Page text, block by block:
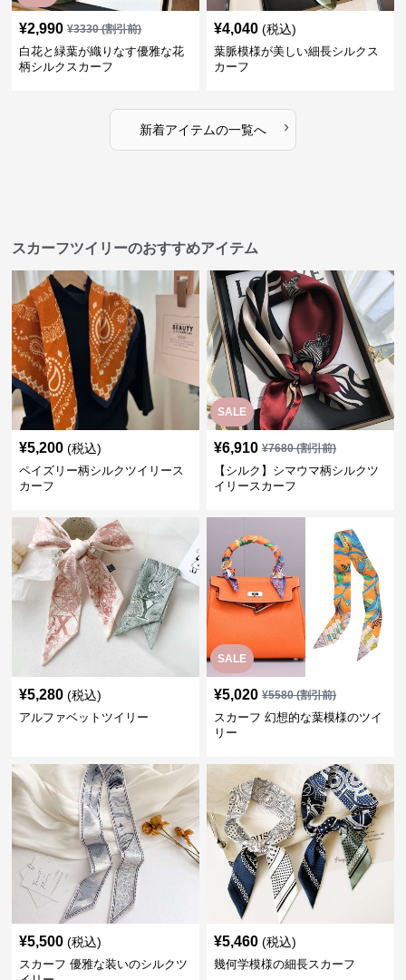
¥2,990 ¥3330(割引前)
白花と緑葉が織りなす優雅な花
柄シルクスカーフ
¥4,040 (税込)
葉脈模様が美しい細長シルクス
カーフ
新着アイテムの一覧へ ›
スカーフツイリーのおすすめアイテム
¥5,200 (税込)
ペイズリー柄シルクツイリース
カーフ
SALE
¥6,910 ¥7680(割引前)
【シルク】シマウマ柄シルクツ
イリースカーフ
¥5,280 (税込)
アルファベットツイリー
SALE
¥5,020 ¥5580(割引前)
スカーフ 幻想的な葉模様のツイ
リー
¥5,500 (税込)
スカーフ 優雅な装いのシルクツ
¥5,460 (税込)
幾何学模様の細長スカーフ